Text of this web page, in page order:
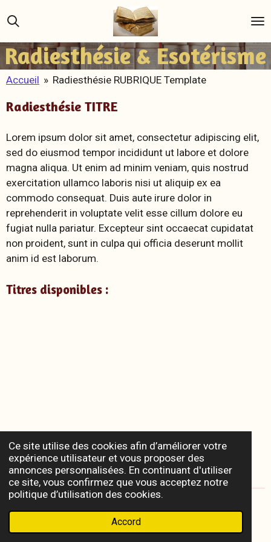
Ce site utilise des cookies afin d’améliorer votre
expérience utilisateur et vous proposer des
annonces personnalisées. En continuant d'utiliser
ce site, vous confirmez que vous acceptez notre
politique d’utilisation des cookies.
Accord
Passer
au
contenu
principal
Radiesthésie & Esotérisme
Accueil » Radiesthésie RUBRIQUE Template
Radiesthésie TITRE
Lorem ipsum dolor sit amet, consectetur adipiscing elit,
sed do eiusmod tempor incididunt ut labore et dolore
magna aliqua. Ut enim ad minim veniam, quis nostrud
exercitation ullamco laboris nisi ut aliquip ex ea
commodo consequat. Duis aute irure dolor in
reprehenderit in voluptate velit esse cillum dolore eu
fugiat nulla pariatur. Excepteur sint occaecat cupidatat
non proident, sunt in culpa qui officia deserunt mollit
anim id est laborum.
Titres disponibles :
© 2022 - 2026 Radiesthésie & Esotérisme